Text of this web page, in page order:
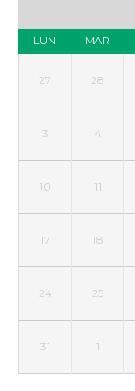
LUN MAR
27 28
3 4
10 11
17 18
24 25
31 1